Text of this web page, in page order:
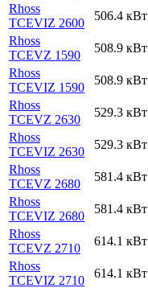
Rhoss
TCEVIZ 2600
506.4 кВт
Rhoss
TCEVZ 1590
508.9 кВт
Rhoss
TCEVIZ 1590
508.9 кВт
Rhoss
TCEVZ 2630
529.3 кВт
Rhoss
TCEVIZ 2630
529.3 кВт
Rhoss
TCEVZ 2680
581.4 кВт
Rhoss
TCEVIZ 2680
581.4 кВт
Rhoss
TCEVZ 2710
614.1 кВт
Rhoss
TCEVIZ 2710
614.1 кВт